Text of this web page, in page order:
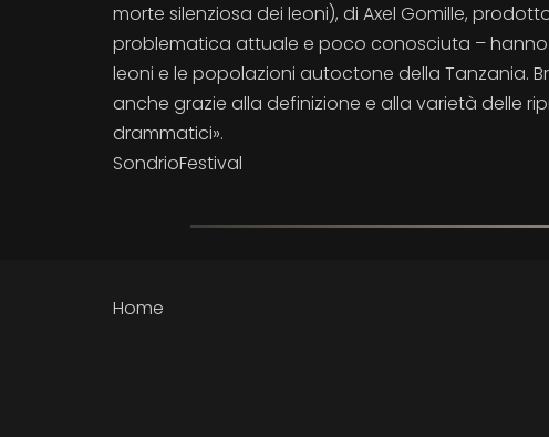
morte silenziosa dei leoni), di Axel Gomille,
problematica attuale e poco conosciuta –
leoni e le popolazioni autoctone della Tanzania.
anche grazie alla definizione e alla varietà delle
drammatici».
SondrioFestival
Home